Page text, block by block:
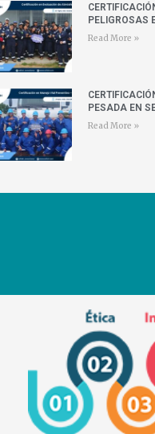
PELIGROSAS
Read More »
PESADA EN
Read More »